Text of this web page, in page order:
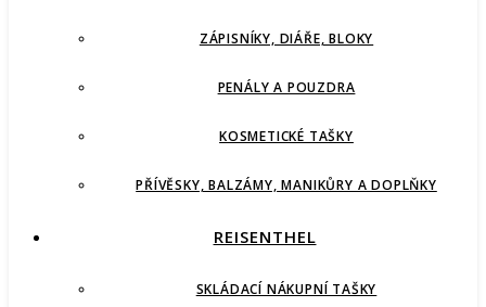
ZÁPISNÍKY, DIÁŘE, BLOKY
PENÁLY A POUZDRA
KOSMETICKÉ TAŠKY
PŘÍVĚSKY, BALZÁMY, MANIKŮRY A DOPLŇKY
REISENTHEL
SKLÁDACÍ NÁKUPNÍ TAŠKY